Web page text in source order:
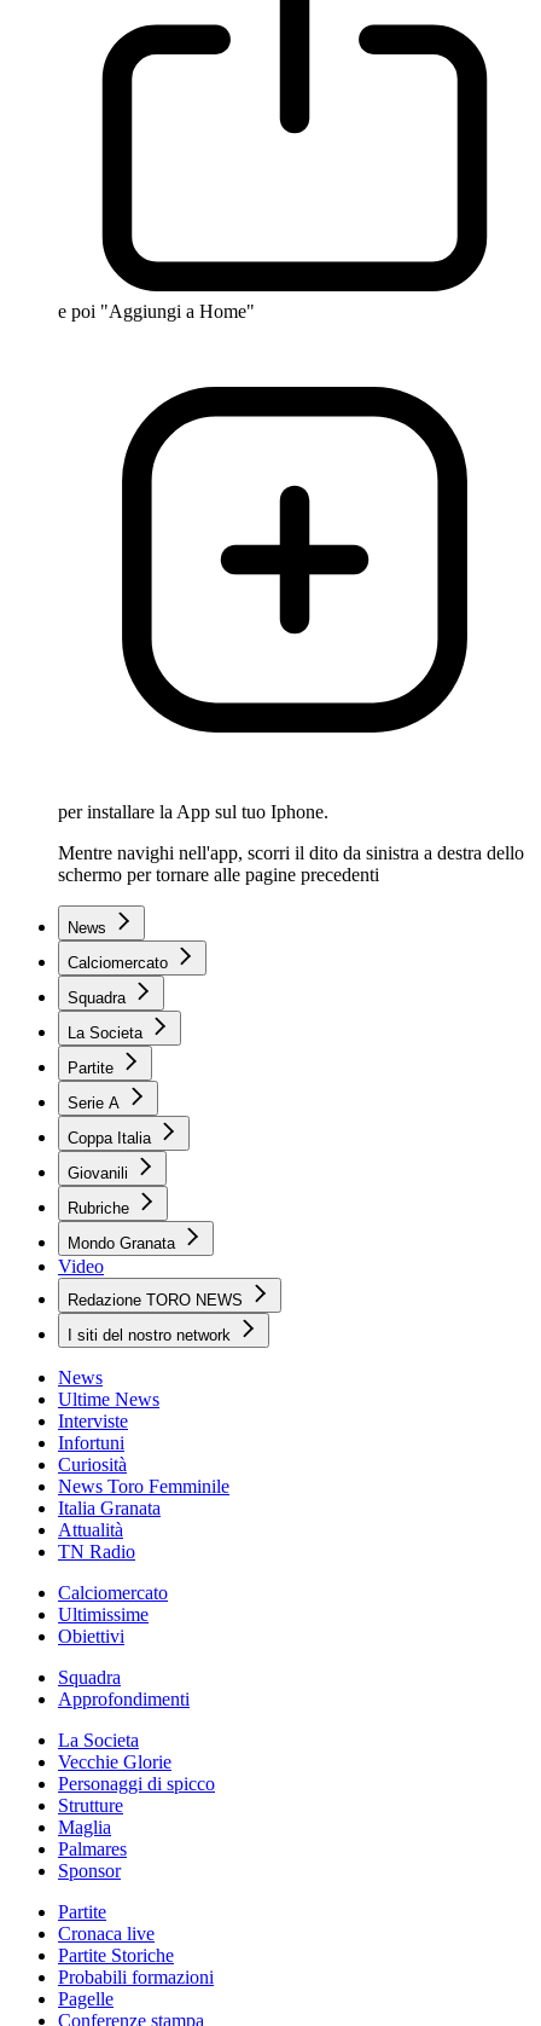
e poi "Aggiungi a Home"
per installare la App sul tuo Iphone.
Mentre navighi nell'app, scorri il dito da sinistra a destra dello
schermo per tornare alle pagine precedenti
News
Calciomercato
Squadra
La Societa
Partite
Serie A
Coppa Italia
Giovanili
Rubriche
Mondo Granata
Video
Redazione TORO NEWS
I siti del nostro network
News
Ultime News
Interviste
Infortuni
Curiosità
News Toro Femminile
Italia Granata
Attualità
TN Radio
Calciomercato
Ultimissime
Obiettivi
Squadra
Approfondimenti
La Societa
Vecchie Glorie
Personaggi di spicco
Strutture
Maglia
Palmares
Sponsor
Partite
Cronaca live
Partite Storiche
Probabili formazioni
Pagelle
Conferenze stampa